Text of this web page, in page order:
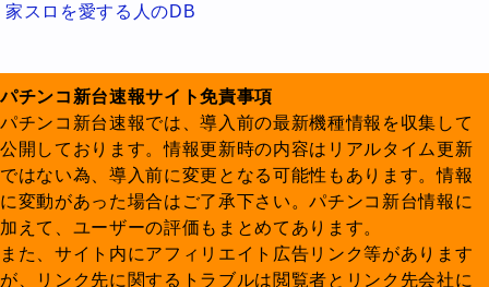
家スロを愛する人のDB
パチンコ新台速報サイト免責事項
パチンコ新台速報では、導入前の最新機種情報を収集して
公開しております。情報更新時の内容はリアルタイム更新
ではない為、導入前に変更となる可能性もあります。情報
に変動があった場合はご了承下さい。パチンコ新台情報に
加えて、ユーザーの評価もまとめてあります。
また、サイト内にアフィリエイト広告リンク等があります
が、リンク先に関するトラブルは閲覧者とリンク先会社に